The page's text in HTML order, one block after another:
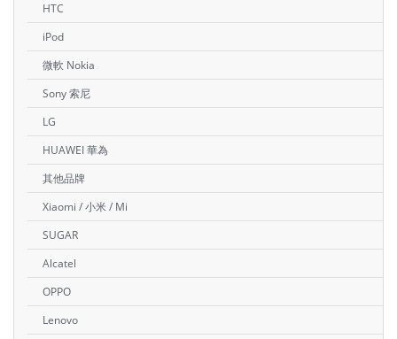
HTC
iPod
微軟 Nokia
Sony 索尼
LG
HUAWEI 華為
其他品牌
Xiaomi / 小米 / Mi
SUGAR
Alcatel
OPPO
Lenovo